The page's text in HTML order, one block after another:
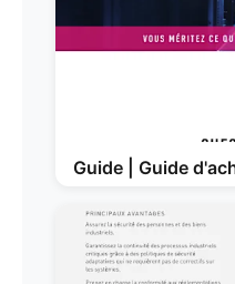
Guide | Guide